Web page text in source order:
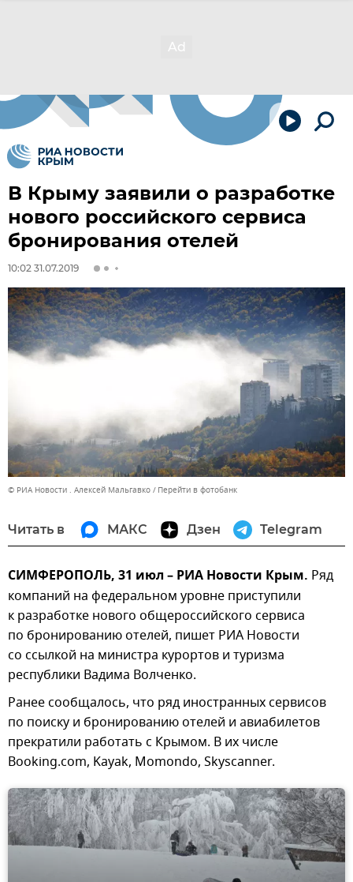
В Крыму заявили о разработке
нового российского сервиса
бронирования отелей
10:02 31.07.2019
© РИА Новости . Алексей Мальгавко Перейти в фотобанк
Читать в МАКС Дзен Telegram
СИМФЕРОПОЛЬ, 31 июл – РИА Новости Крым. Ряд
компаний на федеральном уровне приступили
к разработке нового общероссийского сервиса
по бронированию отелей, пишет РИА Новости
со ссылкой на министра курортов и туризма
республики Вадима Волченко.
Ранее сообщалось, что ряд иностранных сервисов
по поиску и бронированию отелей и авиабилетов
прекратили работать с Крымом. В их числе
Booking.com, Kayak, Momondo, Skyscanner.